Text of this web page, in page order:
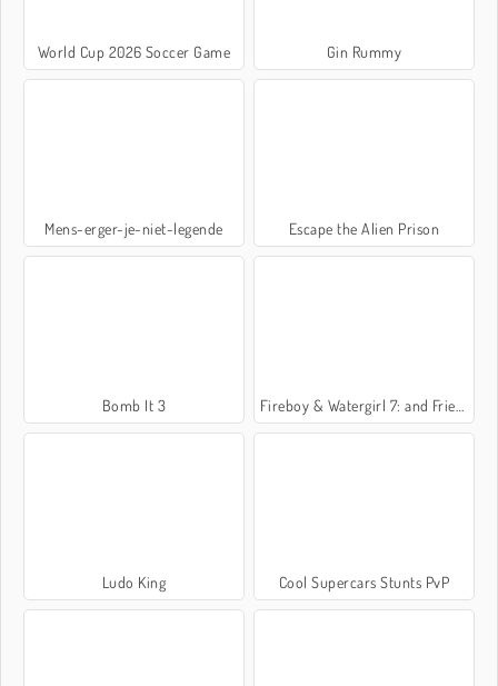
World Cup 2026 Soccer Game Gin Rummy
Mens-erger-je-niet-legende Escape the Alien Prison
Bomb It 3 Fireboy & Watergirl 7: and Friends
Ludo King Cool Supercars Stunts PvP